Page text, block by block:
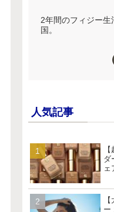
2年間のフィジー
国。
人気記事
ダ
ェ
ー